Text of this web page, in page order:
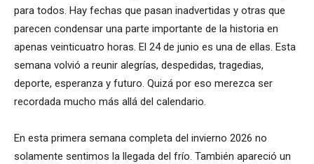
para todos. Hay fechas que pasan inadvertidas y otras que
parecen condensar una parte importante de la historia en
apenas veinticuatro horas. El 24 de junio es una de ellas. Esta
semana volvió a reunir alegrías, despedidas, tragedias,
deporte, esperanza y futuro. Quizá por eso merezca ser
recordada mucho más allá del calendario.
En esta primera semana completa del invierno 2026 no
solamente sentimos la llegada del frío. También apareció un